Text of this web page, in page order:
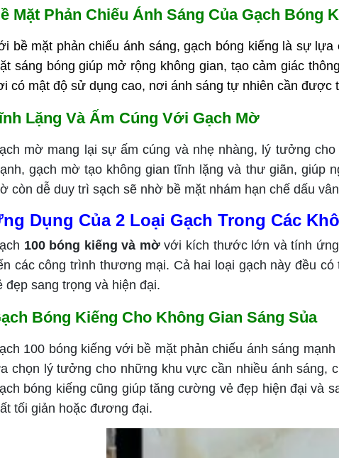
Mặt Phản Chiếu Ánh Sáng Của Gạch Bóng
bề mặt phản chiếu ánh sáng, gạch bóng kiếng là sự
sáng bóng giúp mở rộng không gian, tạo cảm giác
có mật độ sử dụng cao, nơi ánh sáng tự nhiên cần được
Lặng Và Ấm Cúng Với Gạch Mờ
mờ mang lại sự ấm cúng và nhẹ nhàng, lý tưởng
gạch mờ tạo không gian tĩnh lặng và thư giãn, giúp
còn dễ duy trì sạch sẽ nhờ bề mặt nhám hạn chế dấu
Dụng Của 2 Loại Gạch Trong Các
100 bóng kiếng và mờvới kích thước lớn và tính
các công trình thương mại. Cả hai loại gạch này đều
đẹp sang trọng và hiện đại.
Bóng Kiếng Cho Không Gian Sáng Sủa
100 bóng kiếng với bề mặt phản chiếu ánh sáng
chọn lý tưởng cho những khu vực cần nhiều ánh sáng,
bóng kiếng cũng giúp tăng cường vẻ đẹp hiện đại và
tối giản hoặc đương đại.